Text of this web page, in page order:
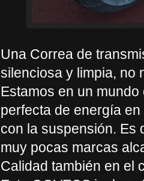
Una Correa de
silenciosa y limpia, no
Estamos en un
perfecta de energía
con la suspensión. Es
muy pocas marcas
Calidad también en el